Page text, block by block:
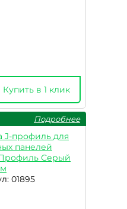
Купить в 1 клик
Подробнее
J-профиль для
панелей
Серый
01895